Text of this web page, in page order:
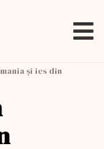
și ies din